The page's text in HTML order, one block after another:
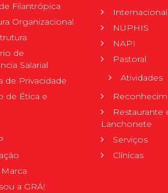
Filantrópica
Organizacional
de
Salarial
de Privacidade
de Ética e
a GRÁ!
Internacional
NUPHIS
NAPI
Pastoral
Atividades
Restaurante
Lanchonete
Serviços
Clínicas